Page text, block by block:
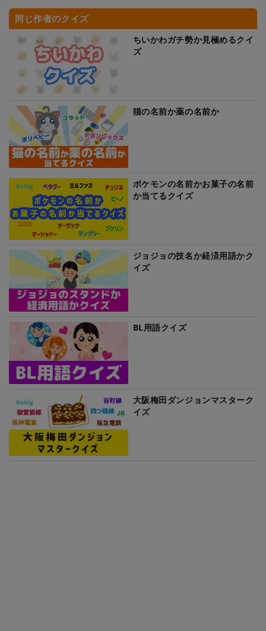
同じ作者のクイズ
ちいかわガチ勢か見極めるクイ
ズ
猫の名前か薬の名前か
ポケモンの名前かお菓子の名前
か当てるクイズ
ジョジョの技名か経済用語かク
イズ
BL用語クイズ
大阪梅田ダンジョンマスターク
イズ